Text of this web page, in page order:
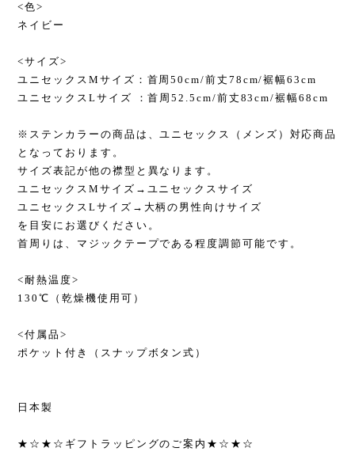
<色>
ネイビー
<サイズ>
ユニセックスMサイズ：首周50cm/前丈78cm/裾幅63cm
ユニセックスLサイズ ：首周52.5cm/前丈83cm/裾幅68cm
※ステンカラーの商品は、ユニセックス（メンズ）対応商品
となっております。
サイズ表記が他の襟型と異なります。
ユニセックスMサイズ→ユニセックスサイズ
ユニセックスLサイズ→大柄の男性向けサイズ
を目安にお選びください。
首周りは、マジックテープである程度調節可能です。
<耐熱温度>
130℃（乾燥機使用可）
<付属品>
ポケット付き（スナップボタン式）
日本製
★☆★☆ギフトラッピングのご案内★☆★☆